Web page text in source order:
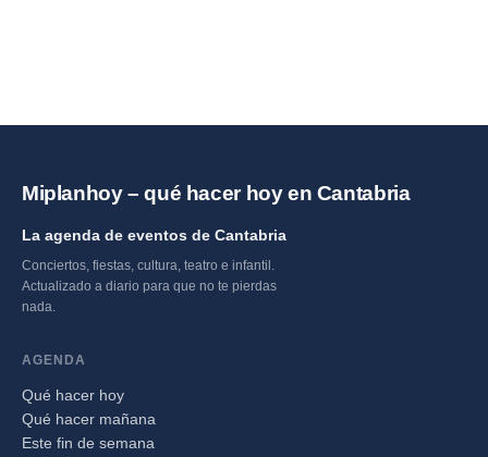
Miplanhoy – qué hacer hoy en Cantabria
La agenda de eventos de Cantabria
Conciertos, fiestas, cultura, teatro e infantil.
Actualizado a diario para que no te pierdas
nada.
AGENDA
Qué hacer hoy
Qué hacer mañana
Este fin de semana